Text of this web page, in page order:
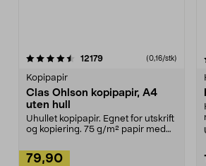
12179anmeldelser(0,16/stk)
Kopipapir
Clas Ohlson kopipapir, A4
uten hull
Uhullet kopipapir. Egnet for utskrift
og kopiering. 75 g/m² papir med
79,90
4.0av 5 stjerner